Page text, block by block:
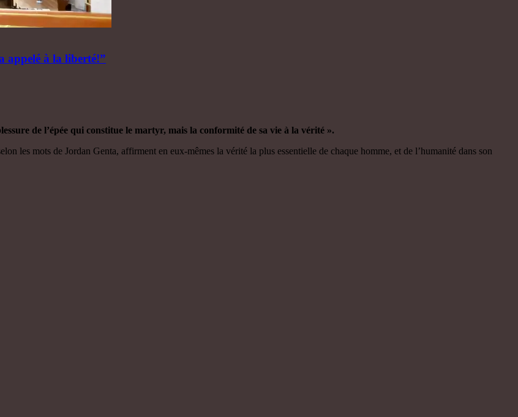
appelé à la liberté!”
de l’épée qui constitue le martyr, mais la conformité de sa vie à la vérité ».
les mots de Jordan Genta, affirment en eux-mêmes la vérité la plus essentielle de chaque homme, et de l’humanité dans son